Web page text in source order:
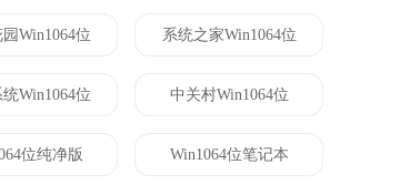
Win1064位 系统之家Win1064位
Win1064位 中关村Win1064位
位纯净版 Win1064位笔记本